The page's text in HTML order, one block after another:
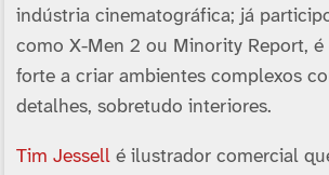
indústria cinematográfica; já
como X-Men 2 ou Minority Report, é
forte a criar ambientes complexos
detalhes, sobretudo interiores.
Tim Jessellé ilustrador comercial